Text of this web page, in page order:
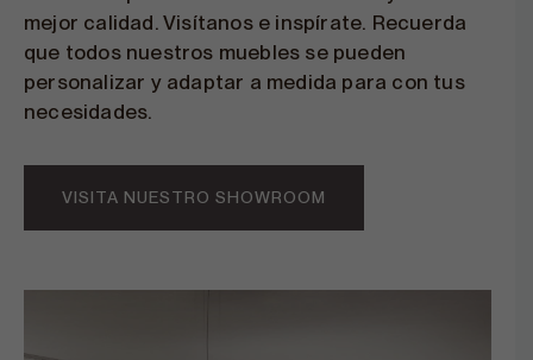
mejor calidad. Visítanos e inspírate. Recuerda
que todos nuestros muebles se pueden
personalizar y adaptar a medida para con tus
necesidades.
VISITA NUESTRO SHOWROOM